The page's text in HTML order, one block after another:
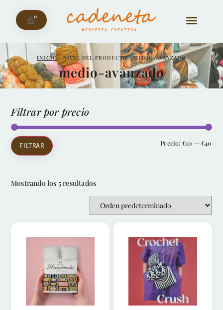
0
INICIO/ NIVEL DEL PRODUCTO / MEDIO-AVANZADO
medio-avanzado
Filtrar por precio
FILTRAR Precio: €10 — €40
Mostrando los 5 resultados